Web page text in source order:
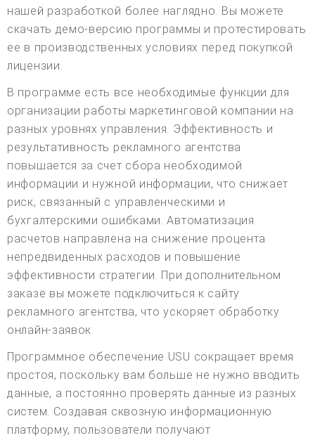
нашей разработкой более наглядно. Вы можете
скачать демо-версию программы и протестировать
ее в производственных условиях перед покупкой
лицензии.
В программе есть все необходимые функции для
организации работы маркетинговой компании на
разных уровнях управления. Эффективность и
результативность рекламного агентства
повышается за счет сбора необходимой
информации и нужной информации, что снижает
риск, связанный с управленческими и
бухгалтерскими ошибками. Автоматизация
расчетов направлена на снижение процента
непредвиденных расходов и повышение
эффективности стратегии. При дополнительном
заказе вы можете подключиться к сайту
рекламного агентства, что ускоряет обработку
онлайн-заявок.
Программное обеспечение USU сокращает время
простоя, поскольку вам больше не нужно вводить
данные, а постоянно проверять данные из разных
систем. Создавая сквозную информационную
платформу, пользователи получают